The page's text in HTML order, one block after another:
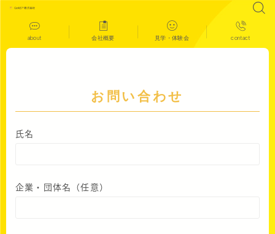
about 会社概要 見学・体験会 contact
お問い合わせ
氏名
企業・団体名（任意）